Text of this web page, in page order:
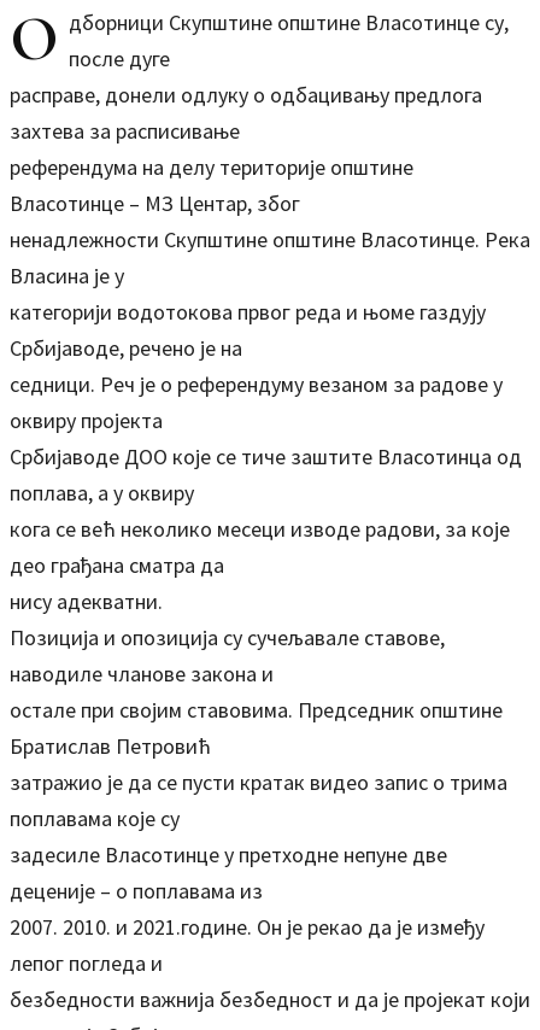
О дборници Скупштине општине Власотинце су,
после дуге
расправе, донели одлуку о одбацивању предлога
захтева за расписивање
референдума на делу територије општине
Власотинце – МЗ Центар, због
ненадлежности Скупштине општине Власотинце. Река
Власина је у
категорији водотокова првог реда и њоме газдују
Србијаводе, речено је на
седници. Реч је о референдуму везаном за радове у
оквиру пројекта
Србијаводе ДОО које се тиче заштите Власотинца од
поплава, а у оквиру
кога се већ неколико месеци изводе радови, за које
део грађана сматра да
нису адекватни.
Позиција и опозиција су сучељавале ставове,
наводиле чланове закона и
остале при својим ставовима. Председник општине
Братислав Петровић
затражио је да се пусти кратак видео запис о трима
поплавама које су
задесиле Власотинце у претходне непуне две
деценије – о поплавама из
2007. 2010. и 2021.године. Он је рекао да је између
лепог погледа и
безбедности важнија безбедност и да је пројекат који